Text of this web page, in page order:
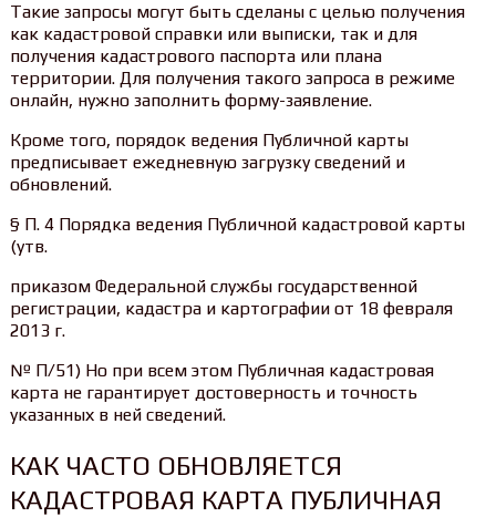
Такие запросы могут быть сделаны с целью получения
как кадастровой справки или выписки, так и для
получения кадастрового паспорта или плана
территории. Для получения такого запроса в режиме
онлайн, нужно заполнить форму-заявление.
Кроме того, порядок ведения Публичной карты
предписывает ежедневную загрузку сведений и
обновлений.
§ П. 4 Порядка ведения Публичной кадастровой карты
(утв.
приказом Федеральной службы государственной
регистрации, кадастра и картографии от 18 февраля
2013 г.
№ П/51) Но при всем этом Публичная кадастровая
карта не гарантирует достоверность и точность
указанных в ней сведений.
КАК ЧАСТО ОБНОВЛЯЕТСЯ
КАДАСТРОВАЯ КАРТА ПУБЛИЧНАЯ